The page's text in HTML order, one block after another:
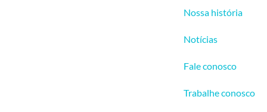
Nossa história
Notícias
Fale conosco
Trabalhe conosco